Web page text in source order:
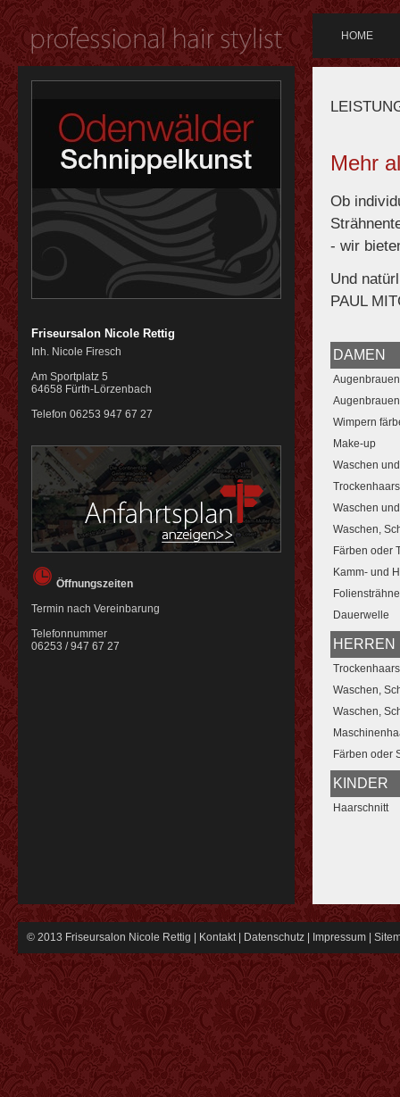
HOME
Friseursalon Nicole Rettig
Inh. Nicole Firesch
Am Sportplatz 5
64658 Fürth-Lörzenbach
Telefon 06253 947 67 27
Öffnungszeiten
Termin nach Vereinbarung
Telefonnummer
06253 / 947 67 27
Mehr
Ob
- wir
Und
PAUL
DAMEN
Wimpern
Make-up
Waschen
Waschen
Waschen,
Färben oder
Kamm- und
Dauerwelle
HERREN
Waschen,
Waschen,
Färben oder
KINDER
Haarschnitt
© 2013 Friseursalon Nicole Rettig | Kontakt| Datenschutz Impressum